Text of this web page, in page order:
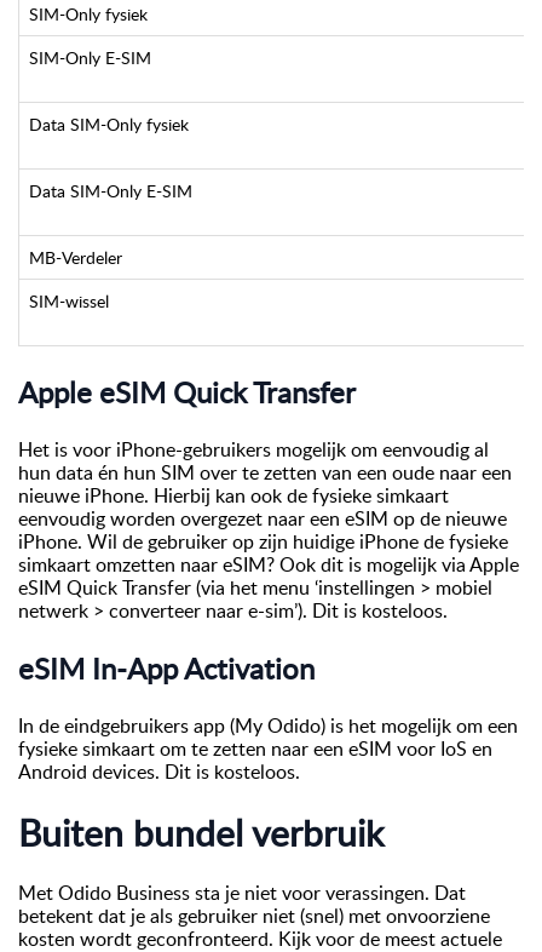
SIM-Only fysiek
SIM-Only E-SIM
Data SIM-Only fysiek
Data SIM-Only E-SIM
MB-Verdeler
SIM-wissel
Apple eSIM Quick Transfer
Het is voor iPhone-gebruikers mogelijk om eenvoudig al
hun data én hun SIM over te zetten van een oude naar een
nieuwe iPhone. Hierbij kan ook de fysieke simkaart
eenvoudig worden overgezet naar een eSIM op de nieuwe
iPhone. Wil de gebruiker op zijn huidige iPhone de fysieke
simkaart omzetten naar eSIM? Ook dit is mogelijk via Apple
eSIM Quick Transfer (via het menu ‘instellingen > mobiel
netwerk > converteer naar e-sim’). Dit is kosteloos.
eSIM In-App Activation
In de eindgebruikers app (My Odido) is het mogelijk om een
fysieke simkaart om te zetten naar een eSIM voor IoS en
Android devices. Dit is kosteloos.
Buiten bundel verbruik
Met Odido Business sta je niet voor verassingen. Dat
betekent dat je als gebruiker niet (snel) met onvoorziene
kosten wordt geconfronteerd. Kijk voor de meest actuele